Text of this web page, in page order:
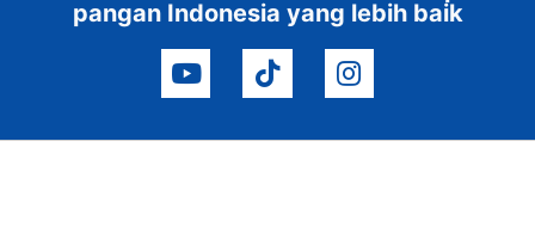
pangan Indonesia yang lebih baik